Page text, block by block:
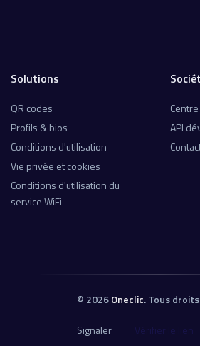
Solutions
QR codes
Profils & bios
Conditions d'utilisation
Vie privée et cookies
Conditions d'utilisation du
service WiFi
API
© 2026Oneclic. Tous
Signaler Vérifier le lien